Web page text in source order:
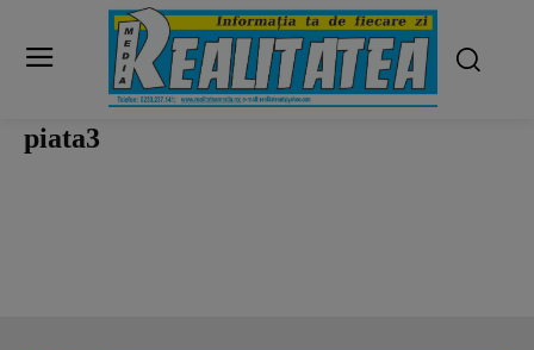
piata3